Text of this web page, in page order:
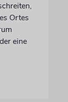
Ortes
eine